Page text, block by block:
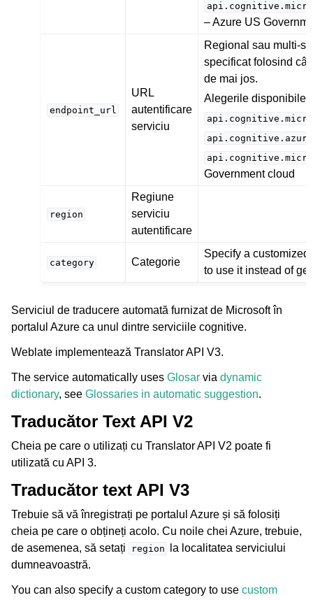
– Azure US
endpoint_url
URL
autentificare
serviciu
Regional sau multi-
specificat folosind
de mai jos.
Alegerile disponibile:
Government cloud
region
Regiune
serviciu
autentificare
category Categorie
Specify a
to use it instead of
Serviciul de traducere automată furnizat de Microsoft în
portalul Azure ca unul dintre serviciile cognitive.
Weblate implementează Translator API V3.
The service automatically uses Glosar via dynamic
dictionary, see Glossaries in automatic suggestion.
Traducător Text API V2
Cheia pe care o utilizați cu Translator API V2 poate fi
utilizată cu API 3.
Traducător text API V3
Trebuie să vă înregistrați pe portalul Azure și să folosiți
cheia pe care o obțineți acolo. Cu noile chei Azure, trebuie,
de asemenea, să setați
region
la localitatea serviciului
dumneavoastră.
You can also specify a custom category to use custom